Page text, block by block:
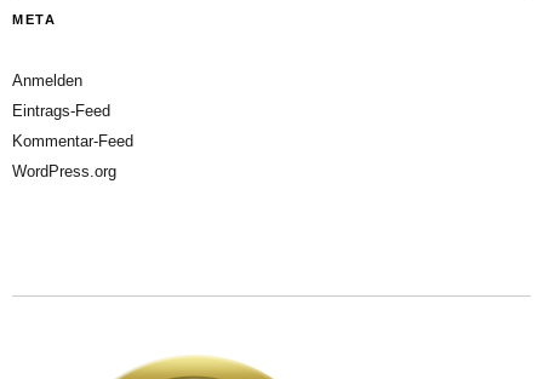
META
Anmelden
Eintrags-Feed
Kommentar-Feed
WordPress.org